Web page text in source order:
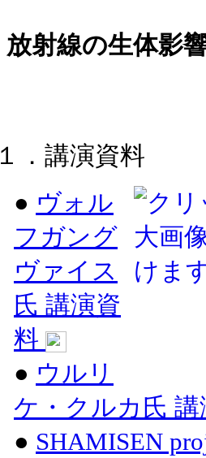
放射線の生体影
１．講演資料
● ヴォル
フガング
ヴァイス
氏 講演資
料
● ウルリ
ケ・クルカ氏
● SHAMISEN